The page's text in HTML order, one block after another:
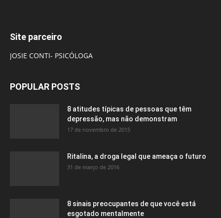
Site parceiro
JOSIE CONTI- PSICÓLOGA
POPULAR POSTS
8 atitudes típicas de pessoas que têm
depressão, mas não demonstram
17 de novembro de 2015
Ritalina, a droga legal que ameaça o futuro
31 de março de 2016
8 sinais preocupantes de que você está
esgotado mentalmente